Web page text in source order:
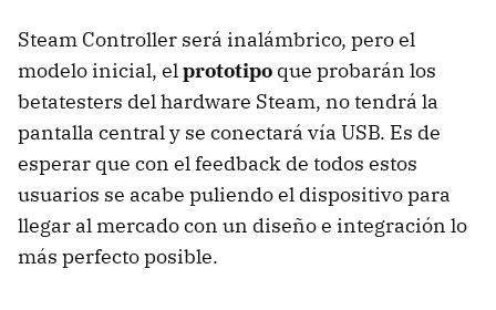
Steam Controller será inalámbrico, pero el
modelo inicial, elprototipo que probarán los
betatesters del hardware Steam, no tendrá la
pantalla central y se conectará vía USB. Es de
esperar que con el feedback de todos estos
usuarios se acabe puliendo el dispositivo para
llegar al mercado con un diseño e integración lo
más perfecto posible.